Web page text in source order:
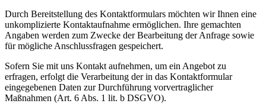
Durch Bereitstellung des Kontaktformulars möchten wir Ihnen eine
unkomplizierte Kontaktaufnahme ermöglichen. Ihre gemachten
Angaben werden zum Zwecke der Bearbeitung der Anfrage sowie
für mögliche Anschlussfragen gespeichert.
Sofern Sie mit uns Kontakt aufnehmen, um ein Angebot zu
erfragen, erfolgt die Verarbeitung der in das Kontaktformular
eingegebenen Daten zur Durchführung vorvertraglicher
Maßnahmen (Art. 6 Abs. 1 lit. b DSGVO).